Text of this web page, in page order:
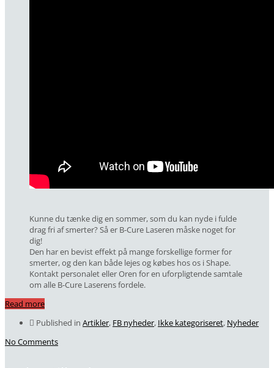
Kunne du tænke dig en sommer, som du kan nyde i fulde
drag fri af smerter? Så er B-Cure Laseren måske noget for
dig!
Den har en bevist effekt på mange forskellige former for
smerter, og den kan både lejes og købes hos os i Shape.
Kontakt personalet eller Oren for en uforpligtende samtale
om alle B-Cure Laserens fordele.
Read more
Published in Artikler, FB nyheder, Ikke kategoriseret, Nyheder
No Comments